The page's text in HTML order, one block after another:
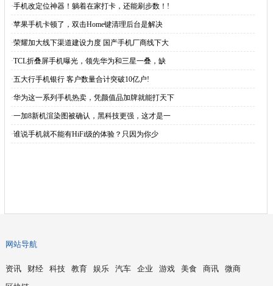
·手机改定位神器！躺着在家打卡，还能刷步数！!
·苹果手机卡顿了，双击Home键清理后台是解决
·荣耀加大线下渠道建设力度 国产手机厂商线下大
·TCL折叠屏手机曝光，领先华为和三星一叠，缺
·五大行手机银行 客户数量合计突破10亿户!
·华为这一系列手机热卖，凭颜值品加牌就能打天下
·一加8新机渲染图被确认，黑科技更强，这才是一
·谁说手机就不能有HiFi级的体验？只因为你少
网站导航
资讯 财经 科技 教育 娱乐 汽车 企业 游戏 美食 商讯
微商